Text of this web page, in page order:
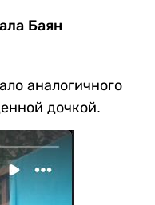
Баян
аналогичного
дочкой.